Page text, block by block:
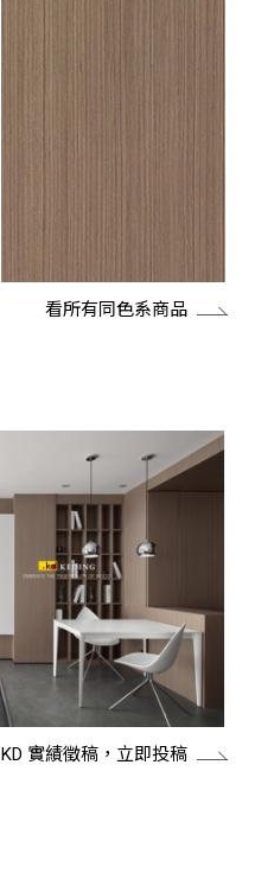
看所有同色系商品
KD 實績徵稿，立即投稿